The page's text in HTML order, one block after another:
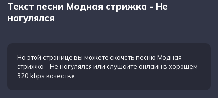
Текст песни Модная стрижка - Не
нагулялся
На этой странице вы можете скачать песню Модная
стрижка - Не нагулялся или слушайте онлайн в хорошем
320 kbps качестве